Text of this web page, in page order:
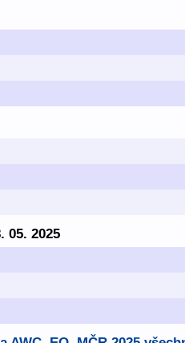
05. 2025